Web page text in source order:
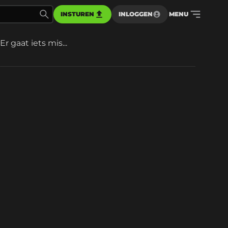
INSTUREN INLOGGEN MENU
Er gaat iets mis...